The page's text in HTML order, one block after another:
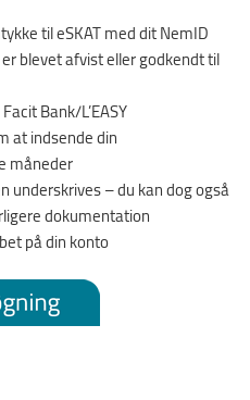
til eSKAT med dit NemID
blevet afvist eller godkendt til
Bank/L’EASY
at indsende din
måneder
underskrives – du kan dog også
dokumentation
på din konto